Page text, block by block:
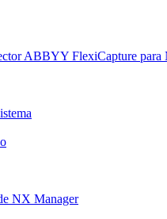
ABBYY FlexiCapture para
NX Manager